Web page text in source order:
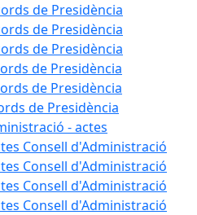
de Presidència
de Presidència
de Presidència
de Presidència
de Presidència
de Presidència
- actes
Consell d'Administració
Consell d'Administració
Consell d'Administració
Consell d'Administració